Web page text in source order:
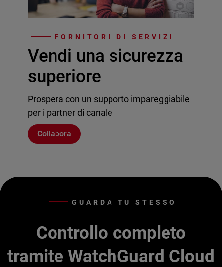
FORNITORI DI SERVIZI
Vendi una sicurezza
superiore
Prospera con un supporto impareggiabile
per i partner di canale
Collabora
GUARDA TU STESSO
Controllo completo
tramite WatchGuard Cloud